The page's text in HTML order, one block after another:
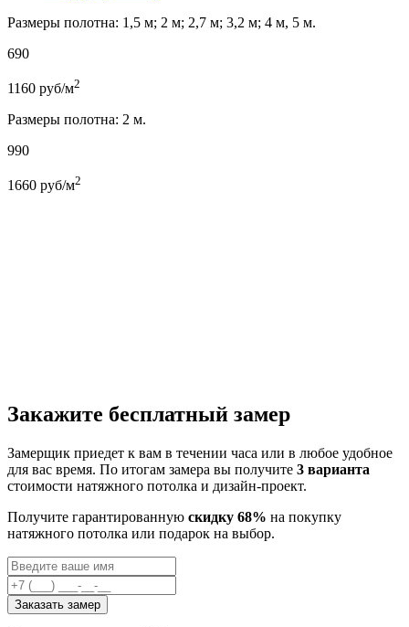
Размеры полотна: 1,5 м; 2 м; 2,7 м; 3,2 м; 4 м, 5 м.
690
1160 руб/м2
Размеры полотна: 2 м.
990
1660 руб/м2
Закажите бесплатный замер
Замерщик приедет к вам в течении часа или в любое удобное
для вас время. По итогам замера вы получите 3 варианта
стоимости натяжного потолка и дизайн-проект.
Получите гарантированную скидку 68% на покупку
натяжного потолка или подарок на выбор.
Заказать замер